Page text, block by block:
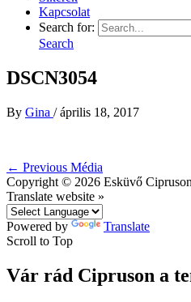
Kapcsolat
Search for:
Search
DSCN3054
By Gina /április 18, 2017
← Previous Média
Copyright © 2026 Esküvő Cipruson
Translate website »
Powered by
Translate
Scroll to Top
Vár rád Cipruson a